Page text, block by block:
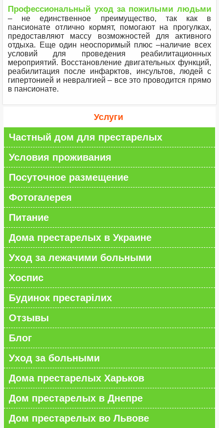
Профессиональный уход за пожилыми людьми
– не единственное преимущество, так как в
пансионате отлично кормят, помогают на прогулках,
предоставляют массу возможностей для активного
отдыха. Еще один неоспоримый плюс –наличие всех
условий для проведения реабилитационных
мероприятий. Восстановление двигательных функций,
реабилитация после инфарктов, инсультов, людей с
гипертонией и невралгией – все это проводится прямо
в пансионате.
Услуги
Частный дом для престарелых
Условия проживания
Посуточное размещение
Фотогалерея
Питание
Дома престарелых в Украине
Уход за лежачими больными
Хоспис
Будинок престарілих
Отзывы
Блог
Уход за больными
Дома престарелых Харьков
Дом престарелых в Днепре
Дом престарелых во Львове